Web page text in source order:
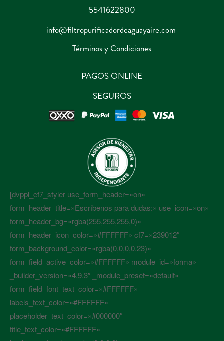
5541622800
info@filtropurificadordeaguayaire.com
Términos y Condiciones
PAGOS ONLINE
SEGUROS
[dvppl_cf7_styler use_form_header=»on»
form_header_title=»Escríbenos para dudas:» use_icon=»on»
form_header_bg=»rgba(255,255,255,0)»
form_header_icon_color=»#FFFFFF» cf7=»239012″
form_background_color=»rgba(0,0,0,0.23)»
form_field_active_color=»#FFFFFF» module_id=»forma»
_builder_version=»4.9.3″ _module_preset=»default»
form_field_font_text_color=»#FFFFFF»
labels_text_color=»#FFFFFF»
placeholder_text_color=»#000000″
title_text_color=»#FFFFFF»